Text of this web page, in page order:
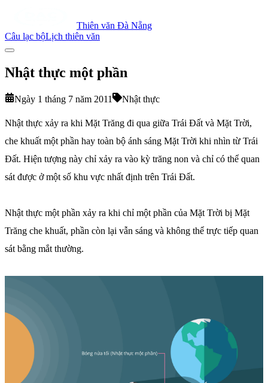
Thiên văn Đà Nẵng
Câu lạc bộLịch thiên văn
Nhật thực một phần
Ngày 1 tháng 7 năm 2011 Nhật thực
Nhật thực xảy ra khi Mặt Trăng đi qua giữa Trái Đất và Mặt Trời,
che khuất một phần hay toàn bộ ánh sáng Mặt Trời khi nhìn từ Trái
Đất. Hiện tượng này chỉ xảy ra vào kỳ trăng non và chỉ có thể quan
sát được ở một số khu vực nhất định trên Trái Đất.
Nhật thực một phần xảy ra khi chỉ một phần của Mặt Trời bị Mặt
Trăng che khuất, phần còn lại vẫn sáng và không thể trực tiếp quan
sát bằng mắt thường.